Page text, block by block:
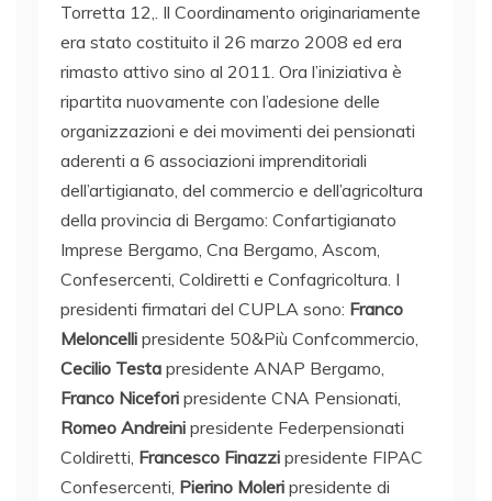
Torretta 12,. Il Coordinamento originariamente
era stato costituito il 26 marzo 2008 ed era
rimasto attivo sino al 2011. Ora l’iniziativa è
ripartita nuovamente con l’adesione delle
organizzazioni e dei movimenti dei pensionati
aderenti a 6 associazioni imprenditoriali
dell’artigianato, del commercio e dell’agricoltura
della provincia di Bergamo: Confartigianato
Imprese Bergamo, Cna Bergamo, Ascom,
Confesercenti, Coldiretti e Confagricoltura. I
presidenti firmatari del CUPLA sono: Franco
Meloncelli presidente 50&Più Confcommercio,
Cecilio Testa presidente ANAP Bergamo,
Franco Nicefori presidente CNA Pensionati,
Romeo Andreini presidente Federpensionati
Coldiretti, Francesco Finazzi presidente FIPAC
Confesercenti, Pierino Moleri presidente di